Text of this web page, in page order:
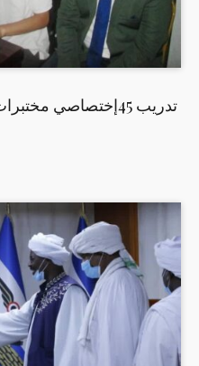
تدريب 45إختصاصي